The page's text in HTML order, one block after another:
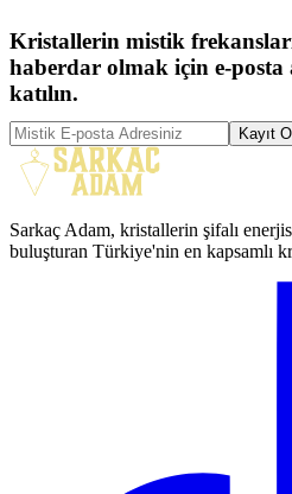
Kristallerin mistik
haberdar olmak için e-posta
katılın.
Kayıt Ol
Sarkaç Adam, kristallerin şifalı
buluşturan Türkiye'nin en kapsamlı